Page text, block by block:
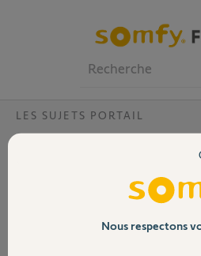
Volet
LES SUJETS PORTAIL
Les voyants sur le
Suite à la réponse de Martial V. La
Nous respectons